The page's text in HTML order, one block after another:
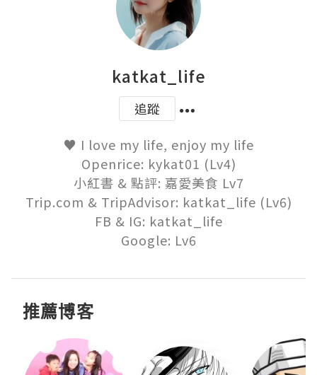
katkat_life
追蹤
♥ I love my life, enjoy my life
Openrice: kykat01 (Lv4)
小紅書 & 點評: 嘉愛美食 Lv7
Trip.com & TripAdvisor: katkat_life (Lv6)
FB & IG: katkat_life
Google: Lv6
推薦博客